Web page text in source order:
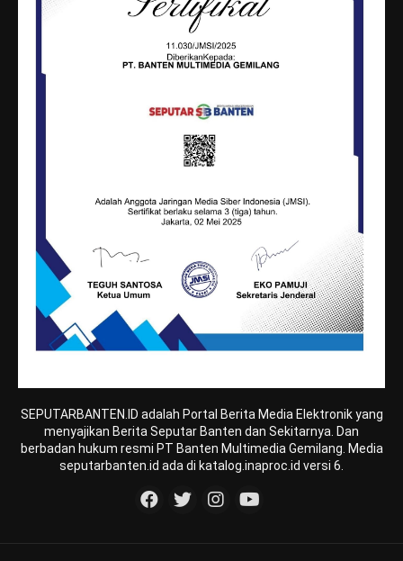
SEPUTARBANTEN.ID adalah Portal Berita Media Elektronik yang
menyajikan Berita Seputar Banten dan Sekitarnya. Dan
berbadan hukum resmi PT Banten Multimedia Gemilang. Media
seputarbanten.id ada di katalog.inaproc.id versi 6.